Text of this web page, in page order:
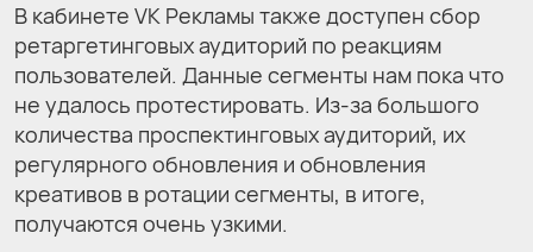
В кабинете VK Рекламы также доступен сбор
ретаргетинговых аудиторий по реакциям
пользователей. Данные сегменты нам пока что
не удалось протестировать. Из-за большого
количества проспектинговых аудиторий, их
регулярного обновления и обновления
креативов в ротации сегменты, в итоге,
получаются очень узкими.